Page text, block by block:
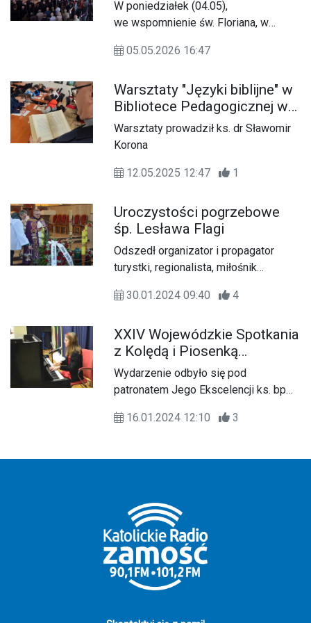
W poniedziałek (04.05),
we wspomnienie św. Floriana, w
Zamościu odbyła się uroczysta Msza
zamojskiego i ich rodzin.
05.05.2026 16:47
Warsztaty "Języki biblijne" w
Bibliotece Pedagogicznej w
Zamościu
Warsztaty prowadził ks. dr Sławomir
Korona
12.05.2025 12:47 1
Uroczystości pogrzebowe
śp. Lesława Flagi
Odszedł organizator i propagator
turystki, regionalista, miłośnik
30.01.2024 09:40
4
XXIV Wojewódzkie Spotkania
z Kolędą i Piosenką
Świąteczną Zamość 2024
Wydarzenie odbyło się pod
patronatem Jego Ekscelencji ks. bp
16.01.2024 12:10
3